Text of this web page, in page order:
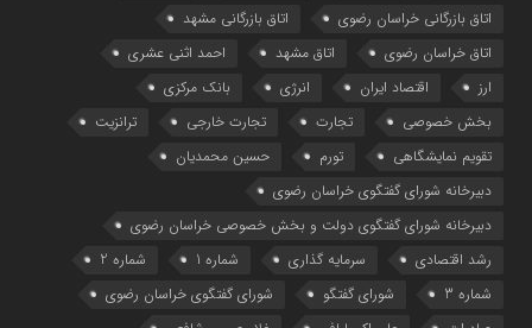
اتاق بازرگانی خراسان رضوی
اتاق بازرگانی مشهد
اتاق خراسان رضوی
اتاق مشهد
احمد اثنی عشری
ارز
اقتصاد ایران انرژی
بانک مرکزی
بخش خصوصی
تجارت تجارت خارجی
ترانزیت
تقویم نمایشگاهی
تورم
حسین محمدیان
دبیرخانه شورای گفتگوی خراسان رضوی
دبیرخانه شورای گفتگوی دولت و بخش خصوصی خراسان رضوی
رشد اقتصادی
سرمایه گذاری شماره 1
شماره 2
شماره 3
شورای گفتگو
شورای گفتگوی خراسان رضوی